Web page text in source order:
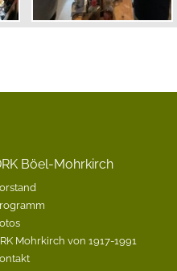
Böel-Mohrkirch
Mohrkirch von 1917-1991